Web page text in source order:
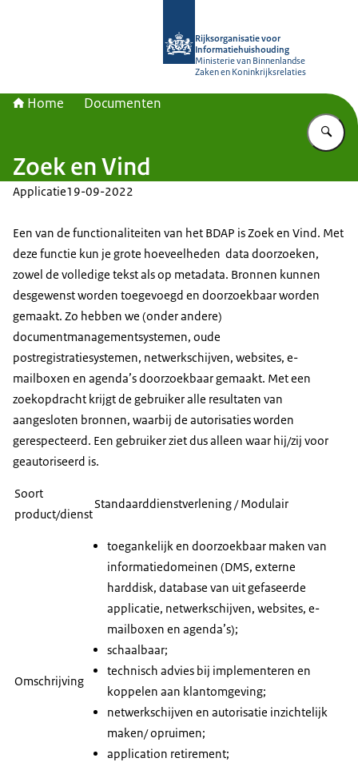
Rijksorganisatie voor
Informatiehuishouding
Ministerie van Binnenlandse
Zaken en Koninkrijksrelaties
Home Documenten
Zoek en Vind
Applicatie19-09-2022
Een van de functionaliteiten van het BDAP is Zoek en Vind. Met
deze functie kun je grote hoeveelheden data doorzoeken,
zowel de volledige tekst als op metadata. Bronnen kunnen
desgewenst worden toegevoegd en doorzoekbaar worden
gemaakt. Zo hebben we (onder andere)
documentmanagementsystemen, oude
postregistratiesystemen, netwerkschijven, websites, e-
mailboxen en agenda’s doorzoekbaar gemaakt. Met een
zoekopdracht krijgt de gebruiker alle resultaten van
aangesloten bronnen, waarbij de autorisaties worden
gerespecteerd. Een gebruiker ziet dus alleen waar hij/zij voor
geautoriseerd is.
Soort
product/dienst
Standaarddienstverlening / Modulair
Omschrijving
toegankelijk en doorzoekbaar maken van
informatiedomeinen (DMS, externe
harddisk, database van uit gefaseerde
applicatie, netwerkschijven, websites, e-
mailboxen en agenda’s);
schaalbaar;
technisch advies bij implementeren en
koppelen aan klantomgeving;
netwerkschijven en autorisatie inzichtelijk
maken/ opruimen;
application retirement;